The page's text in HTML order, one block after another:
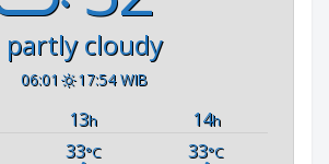
partly cloudy
06:01 17:54 WIB
13h 14h
33°C 33°C